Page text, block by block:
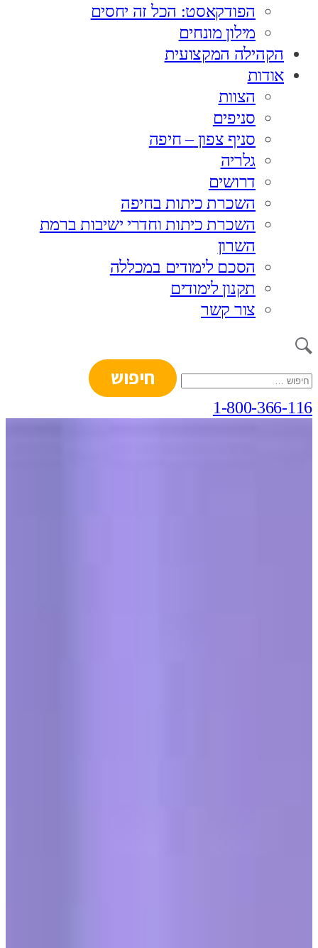
הפודקאסט: הכל זה יחסים
מילון מונחים
הקהילה המקצועית
אודות
הצוות
סניפים
סניף צפון – חיפה
גלריה
דרושים
השכרת כיתות בחיפה
השכרת כיתות וחדרי ישיבות ברמת
השרון
הסכם לימודים במכללה
תקנון לימודים
צור קשר
חיפוש:
1-800-366-116